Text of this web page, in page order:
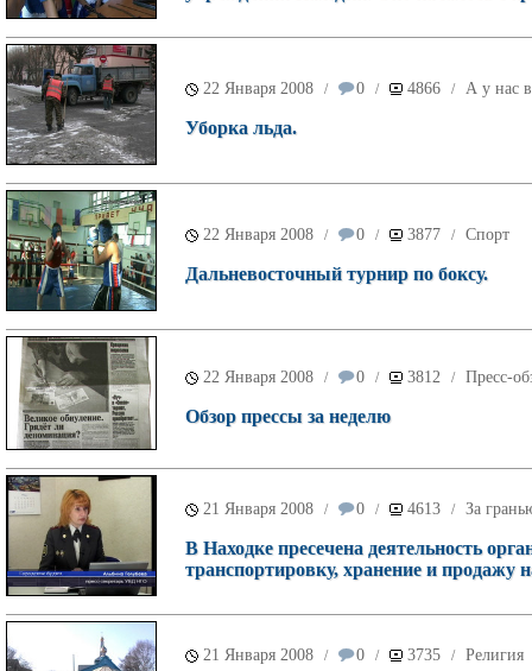
22 Января 2008 / 0 / 4866 / А у нас
Уборка льда.
22 Января 2008 / 0 / 3877 / Спорт
Дальневосточный турнир по боксу.
22 Января 2008 / 0 / 3812 / Пресс-
Обзор прессы за неделю
21 Января 2008 / 0 / 4613 / За
В Находке пресечена деятельность
транспортировку, хранение и продажу
21 Января 2008 / 0 / 3735 / Религия